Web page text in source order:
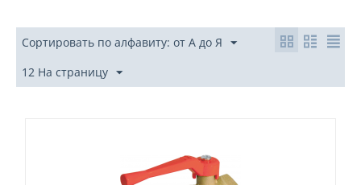
Сортировать по алфавиту: от А до Я
12 На страницу